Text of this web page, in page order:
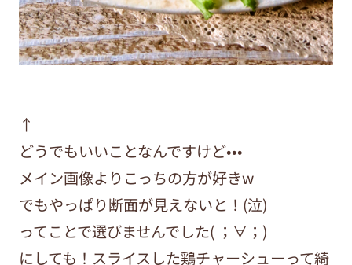
↑
どうでもいいことなんですけど•••
メイン画像よりこっちの方が好きw
でもやっぱり断面が見えないと！(泣)
ってことで選びませんでした( ；∀；)
にしても！スライスした鶏チャーシューって綺